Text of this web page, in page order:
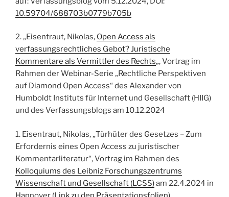
10.59704/688703b0779b705b
2. „Eisentraut, Nikolas, Open Access als
verfassungsrechtliches Gebot? Juristische
Kommentare als Vermittler des Rechts„, Vortrag im
Rahmen der Webinar-Serie „Rechtliche Perspektiven
auf Diamond Open Access“ des Alexander von
Humboldt Instituts für Internet und Gesellschaft (HIIG)
und des Verfassungsblogs am 10.12.2024
1. Eisentraut, Nikolas, „Türhüter des Gesetzes – Zum
Erfordernis eines Open Access zu juristischer
Kommentarliteratur“, Vortrag im Rahmen des
Kolloquiums des Leibniz Forschungszentrums
Wissenschaft und Gesellschaft (LCSS)am 22.4.2024 in